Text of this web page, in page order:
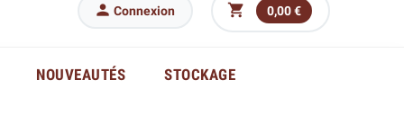
 Connexion  0,00 €
NOUVEAUTÉS STOCKAGE